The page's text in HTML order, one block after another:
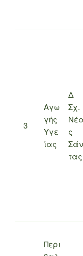
3
Αγω
γής
Υγε
ίας
Δ
Σχ.
ς
Σάν
τας
Περι